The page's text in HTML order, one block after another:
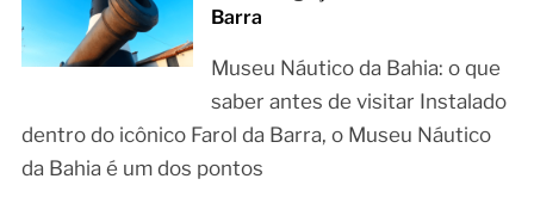
Barra
Museu Náutico da Bahia: o que
saber antes de visitar Instalado
dentro do icônico Farol da Barra, o Museu Náutico
da Bahia é um dos pontos